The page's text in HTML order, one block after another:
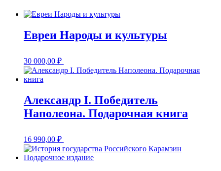
Евреи Народы и культуры
30 000,00 ₽
Александр I. Победитель
Наполеона. Подарочная книга
16 990,00 ₽